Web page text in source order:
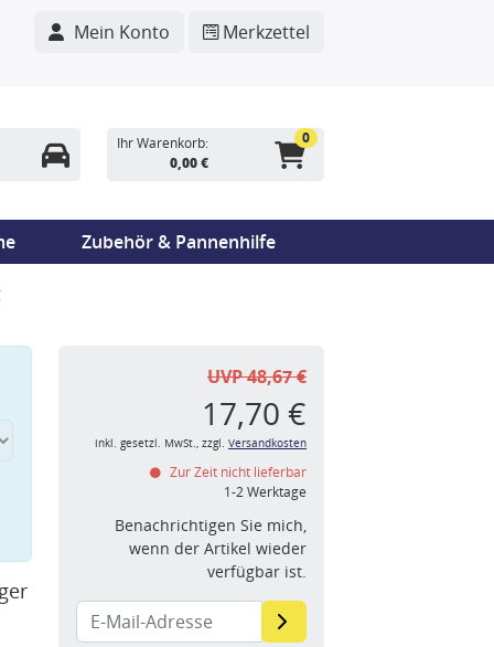
Mein Konto Merkzettel
Ihr Warenkorb:
0,00 €
0
Zubehör & Pannenhilfe
UVP 48,67 €
17,70 €
inkl. gesetzl. MwSt., zzgl. Versandkosten
Zur Zeit nicht lieferbar
1-2 Werktage
Benachrichtigen Sie mich,
wenn der Artikel wieder
verfügbar ist.